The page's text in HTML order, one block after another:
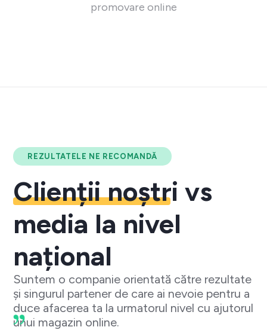
promovare online
REZULTATELE NE RECOMANDĂ
Clienții noștri vs
media la nivel
național
Suntem o companie orientată către rezultate
și singurul partener de care ai nevoie pentru a
duce afacerea ta la urmatorul nivel cu ajutorul
unui magazin online.